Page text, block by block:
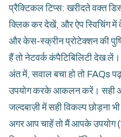
प्रैक्टिकल टिप्स: खरीदते वक्त
क्लिक कर देखें, और ऐप स्विचिंग में
और केस-स्क्रीन प्रोटेक्शन की
हैं तो नेटवर्क कंपैटिबिलिटी देख लें।
अंत में, सवाल बचा हो तो FAQs
उपयोग करके आकलन करें। सही
जल्दबाज़ी में सही विकल्प छोड़ना
अगर आप चाहें तो मैं आपके उपयोग